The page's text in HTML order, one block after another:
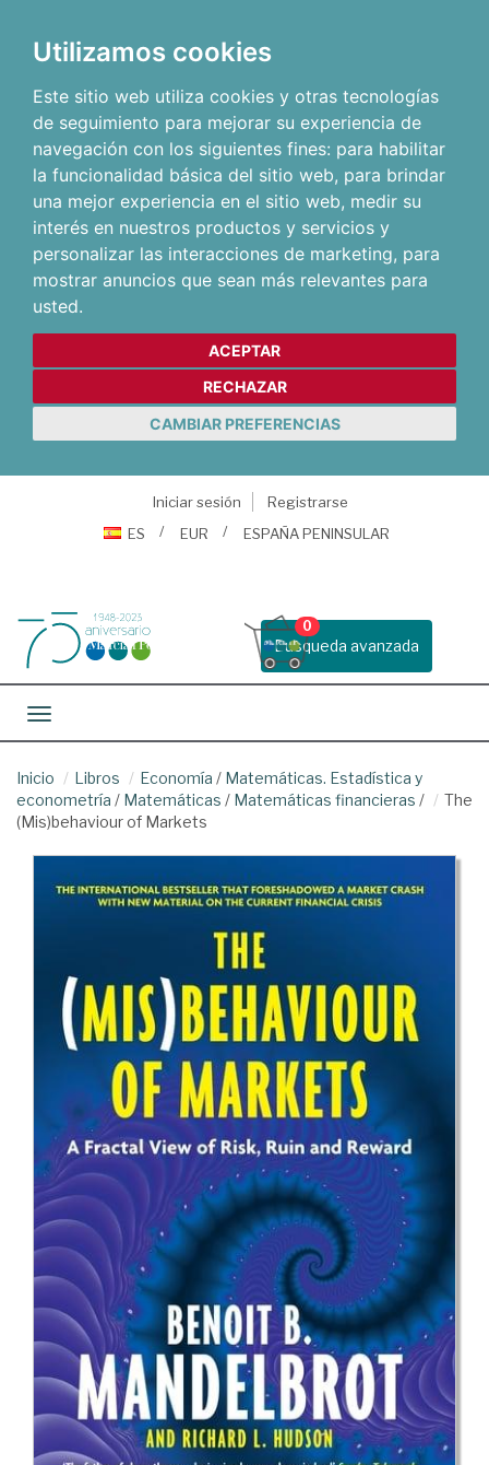
Utilizamos cookies
Este sitio web utiliza cookies y otras tecnologías
de seguimiento para mejorar su experiencia de
navegación con los siguientes fines: para habilitar
la funcionalidad básica del sitio web, para brindar
una mejor experiencia en el sitio web, medir su
interés en nuestros productos y servicios y
personalizar las interacciones de marketing, para
mostrar anuncios que sean más relevantes para
usted.
ACEPTAR
RECHAZAR
CAMBIAR PREFERENCIAS
Iniciar sesión
Registrarse
ES
EUR ESPAÑA PENINSULAR
Busqueda avanzada
0
Toggle navigation
Inicio Libros Economía / Matemáticas. Estadística y
econometría / Matemáticas / Matemáticas financieras /
The
(Mis)behaviour of Markets